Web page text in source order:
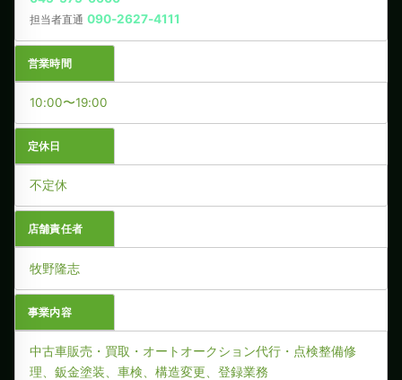
担当者直通 090-2627-4111
営業時間
10:00〜19:00
定休日
不定休
店舗責任者
牧野隆志
事業内容
中古車販売・買取・オートオークション代行・点検整備修
理、鈑金塗装、車検、構造変更、登録業務